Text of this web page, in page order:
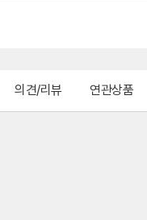
의견/리뷰 연관상품